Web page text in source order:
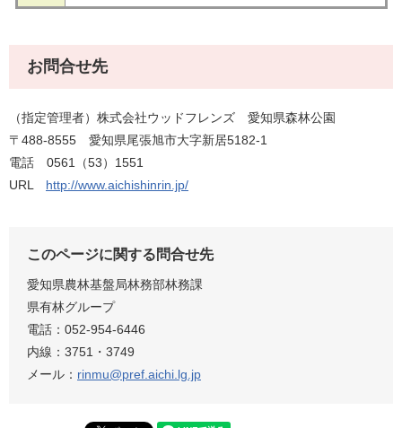
お問合せ先
（指定管理者）株式会社ウッドフレンズ 愛知県森林公園
〒488-8555 愛知県尾張旭市大字新居5182-1
電話 0561（53）1551
URL http://www.aichishinrin.jp/
このページに関する問合せ先
愛知県農林基盤局林務部林務課
県有林グループ
電話：052-954-6446
内線：3751・3749
メール： rinmu@pref.aichi.lg.jp